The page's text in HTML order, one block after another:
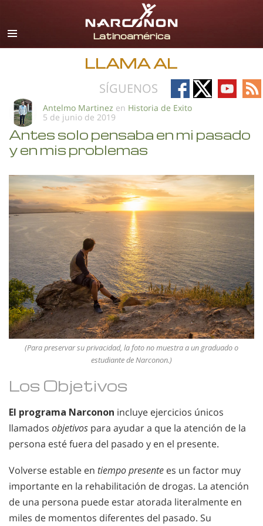
Español
Todas las Regiones/Idiomas
LLAMA AL
SÍGUENOS
Follow
on
Follow
on
Follow
on
on
Antelmo Martinez en Historia de Exito
5 de junio de 2019
Antes solo pensaba en mi pasado
y en mis problemas
(Para preservar su privacidad, la foto no muestra a un graduado o
estudiante de Narconon.)
Los Objetivos
El programa Narconon incluye ejercicios únicos
llamados objetivos para ayudar a que la atención de la
persona esté fuera del pasado y en el presente.
Volverse estable en tiempo presente es un factor muy
importante en la rehabilitación de drogas. La atención
de una persona puede estar atorada literalmente en
miles de momentos diferentes del pasado. Su